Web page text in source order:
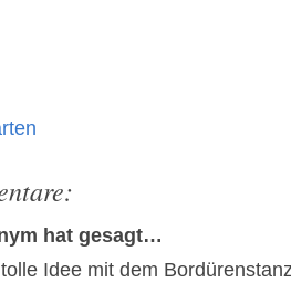
hat gesagt…
Idee mit dem